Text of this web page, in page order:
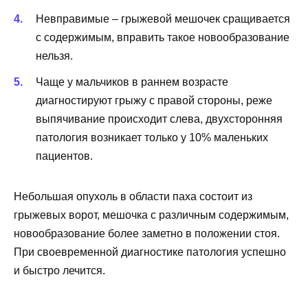
Невправимые – грыжевой мешочек сращивается
с содержимым, вправить такое новообразование
нельзя.
Чаще у мальчиков в раннем возрасте
диагностируют грыжу с правой стороны, реже
выпячивание происходит слева, двухсторонняя
патология возникает только у 10% маленьких
пациентов.
Небольшая опухоль в области паха состоит из
грыжевых ворот, мешочка с различным содержимым,
новообразование более заметно в положении стоя.
При своевременной диагностике патология успешно
и быстро лечится.